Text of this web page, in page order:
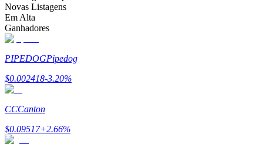
Análise de big data, incluindo informações comerciais, etc.
Novas Listagens
Em Alta
Ganhadores
PIPEDOGPipedog
$0.002418-3.20%
CCCanton
$0.09517+2.66%